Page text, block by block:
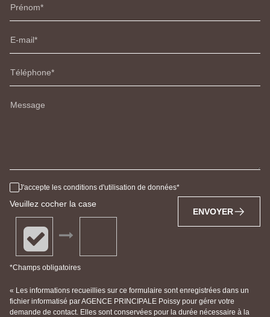
Prénom
E-mail
Téléphone
Message
J'accepte les conditions d'utilisation de données
Veuillez cocher la case
*Champs obligatoires
ENVOYER
« Les informations recueillies sur ce formulaire sont enregistrées dans un
fichier informatisé par AGENCE PRINCIPALE Poissy pour gérer votre
demande de contact. Elles sont conservées pour la durée nécessaire à la